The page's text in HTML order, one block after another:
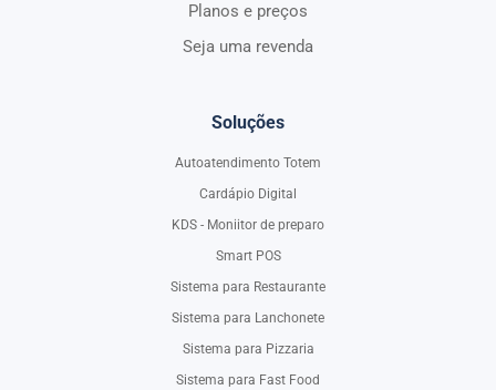
Planos e preços
Seja uma revenda
Soluções
Autoatendimento Totem
Cardápio Digital
KDS - Moniitor de preparo
Smart POS
Sistema para Restaurante
Sistema para Lanchonete
Sistema para Pizzaria
Sistema para Fast Food